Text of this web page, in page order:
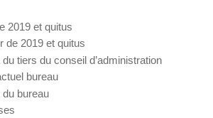
2019 et quitus
de 2019 et quitus
tiers du conseil d’administration
bureau
bureau